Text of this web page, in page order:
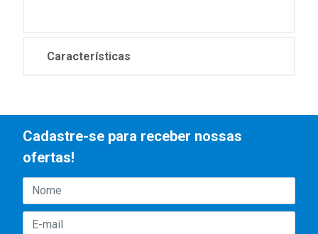
Características
Cadastre-se para receber nossas
ofertas!